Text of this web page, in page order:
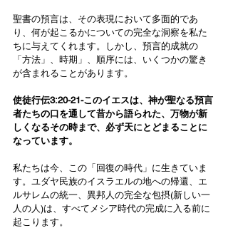
聖書の預言は、その表現において多面的であ
り、何が起こるかについての完全な洞察を私た
ちに与えてくれます。しかし、預言的成就の
「方法」、時期」、順序には、いくつかの驚き
が含まれることがあります。
使徒行伝3:20-21-このイエスは、神が聖なる預言
者たちの口を通して昔から語られた、万物が新
しくなるその時まで、必ず天にとどまることに
なっています。
私たちは今、この「回復の時代」に生きていま
す。ユダヤ民族のイスラエルの地への帰還、エ
ルサレムの統一、異邦人の完全な包摂(新しい一
人の人)は、すべてメシア時代の完成に入る前に
起こります。